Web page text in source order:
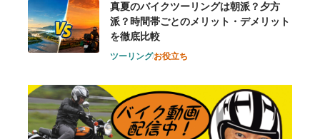
真夏のバイクツーリングは朝派？夕方
派？時間帯ごとのメリット・デメリット
を徹底比較
ツーリングお役立ち